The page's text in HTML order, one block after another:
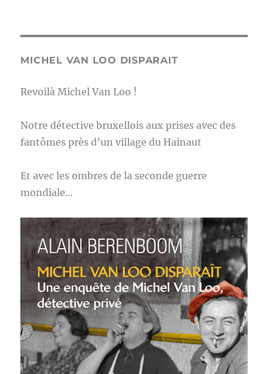
MICHEL VAN LOO DISPARAIT
Revoilà Michel Van Loo !
Notre détective bruxellois aux prises avec des
fantômes près d’un village du Hainaut
Et avec les ombres de la seconde guerre
mondiale…